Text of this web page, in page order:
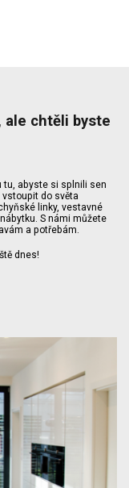
ale chtěli byste
tu, abyste si splnili sen
do světa
linky, vestavné
S námi můžete
a potřebám.
dnes!